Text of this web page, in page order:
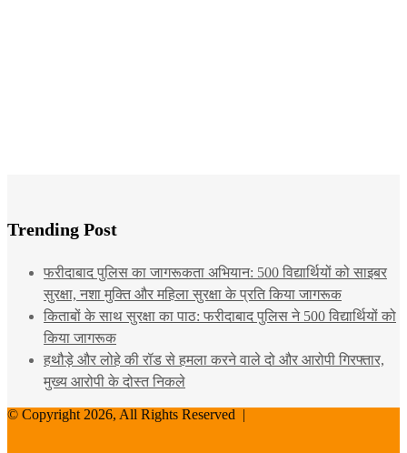
Trending Post
फरीदाबाद पुलिस का जागरूकता अभियान: 500 विद्यार्थियों को साइबर
सुरक्षा, नशा मुक्ति और महिला सुरक्षा के प्रति किया जागरूक
किताबों के साथ सुरक्षा का पाठ: फरीदाबाद पुलिस ने 500 विद्यार्थियों को
किया जागरूक
हथौड़े और लोहे की रॉड से हमला करने वाले दो और आरोपी गिरफ्तार,
मुख्य आरोपी के दोस्त निकले
© Copyright 2026, All Rights Reserved |